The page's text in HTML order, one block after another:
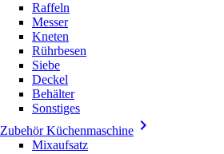
Raffeln
Messer
Kneten
Rührbesen
Siebe
Deckel
Behälter
Sonstiges
Zubehör Küchenmaschine 
Mixaufsatz